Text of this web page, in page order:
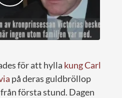
för att hylla kung Carl
på deras guldbröllop
första stund. Dagen